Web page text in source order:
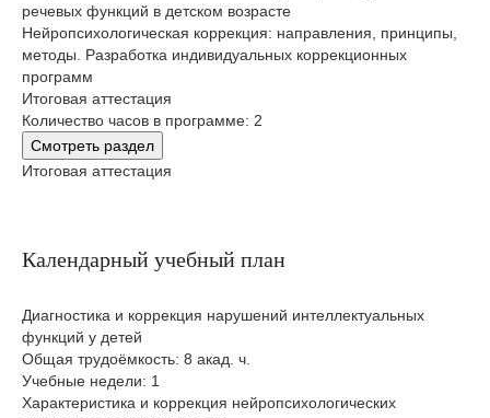
речевых функций в детском возрасте
Нейропсихологическая коррекция: направления, принципы,
методы. Разработка индивидуальных коррекционных
программ
Итоговая аттестация
Количество часов в программе: 2
Смотреть раздел
Итоговая аттестация
Календарный учебный план
Диагностика и коррекция нарушений интеллектуальных
функций у детей
Общая трудоёмкость: 8 акад. ч.
Учебные недели: 1
Характеристика и коррекция нейропсихологических